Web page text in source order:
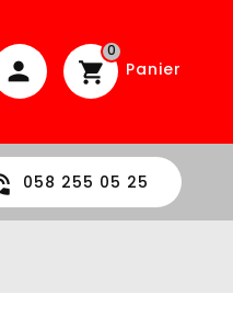
Panier
0
058 255 05 25